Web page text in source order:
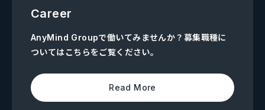
Career
AnyMind Groupで働いてみませんか？募集職種に
ついてはこちらをご覧ください。
Read More